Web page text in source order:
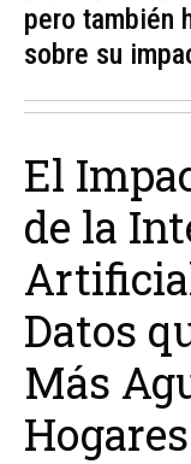
pero también
sobre su
El
de la
Datos
Más
Hogares